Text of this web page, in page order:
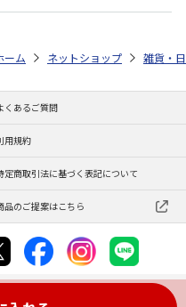
四角先丸箸 21cm I'm Doraemon
ーム ネットショップ 雑貨・
くあるご質問
用規約
定商取引法に基づく表記について
品のご提案はこちら